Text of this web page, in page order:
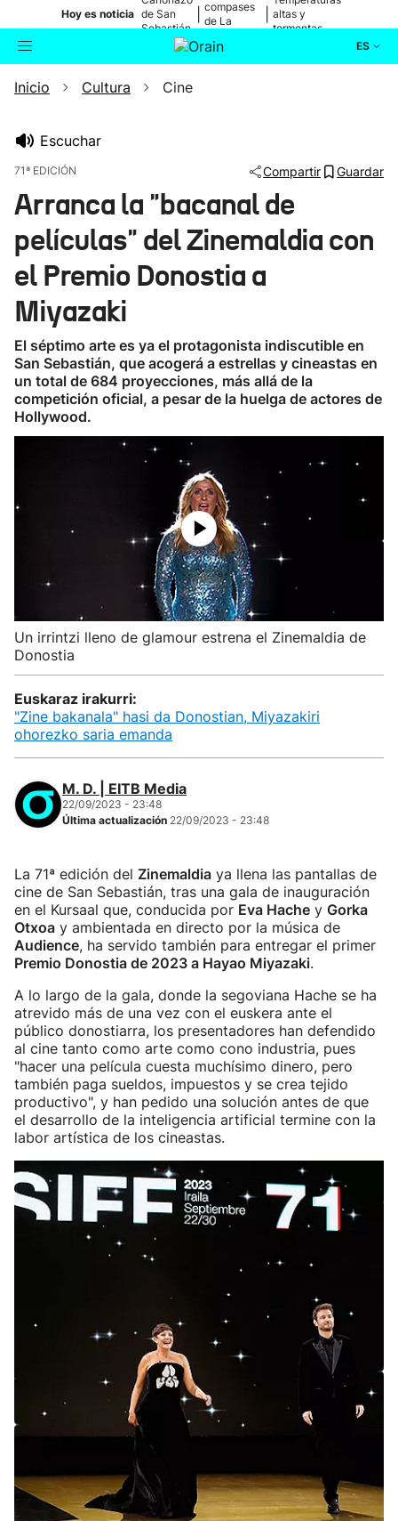
Hoy es noticia de San
Sebastián
compases
de La
altas y
tormentas
ES
Buscador Actualidad
Ikusmiran
Eguraldia
Inicio Cultura Cine
Escuchar
71ª EDICIÓN Compartir Guardar
Arranca la "bacanal de
películas" del Zinemaldia con
el Premio Donostia a
Miyazaki
El séptimo arte es ya el protagonista indiscutible en
San Sebastián, que acogerá a estrellas y cineastas en
un total de 684 proyecciones, más allá de la
competición oficial, a pesar de la huelga de actores de
Hollywood.
Un irrintzi lleno de glamour estrena el Zinemaldia de
Donostia
Euskaraz irakurri:
"Zine bakanala" hasi da Donostian, Miyazakiri
ohorezko saria emanda
M. D. | EITB Media
22/09/2023 - 23:48
Última actualización 22/09/2023 - 23:48
La 71ª edición del Zinemaldia ya llena las pantallas de
cine de San Sebastián, tras una gala de inauguración
en el Kursaal que, conducida por Eva Hache y Gorka
Otxoa y ambientada en directo por la música de
Audience, ha servido también para entregar el primer
Premio Donostia de 2023 a Hayao Miyazaki.
A lo largo de la gala, donde la segoviana Hache se ha
atrevido más de una vez con el euskera ante el
público donostiarra, los presentadores han defendido
al cine tanto como arte como cono industria, pues
"hacer una película cuesta muchísimo dinero, pero
también paga sueldos, impuestos y se crea tejido
productivo", y han pedido una solución antes de que
el desarrollo de la inteligencia artificial termine con la
labor artística de los cineastas.